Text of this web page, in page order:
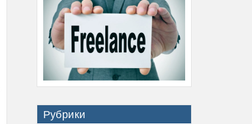
Рубрики